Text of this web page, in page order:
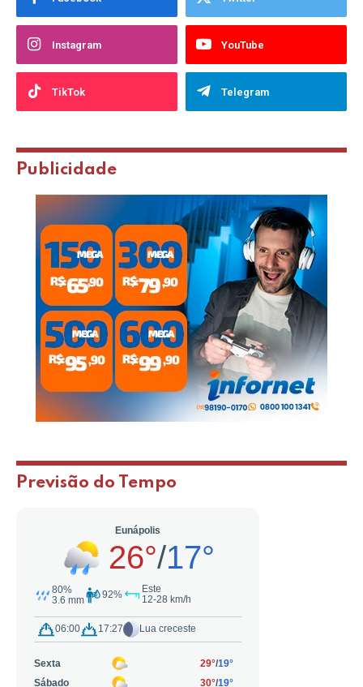
Instagram YouTube
TikTok Telegram
Publicidade
Previsão do Tempo